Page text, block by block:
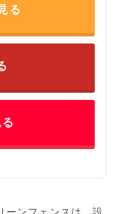
る
ーンフェンスは、設